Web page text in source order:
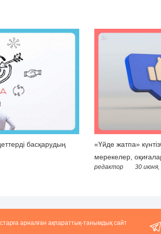
басқарудың
«Үйде жатпа»
мерекелер,
редактор 30 июня,
арналған ақпараттық-танымдық сайт